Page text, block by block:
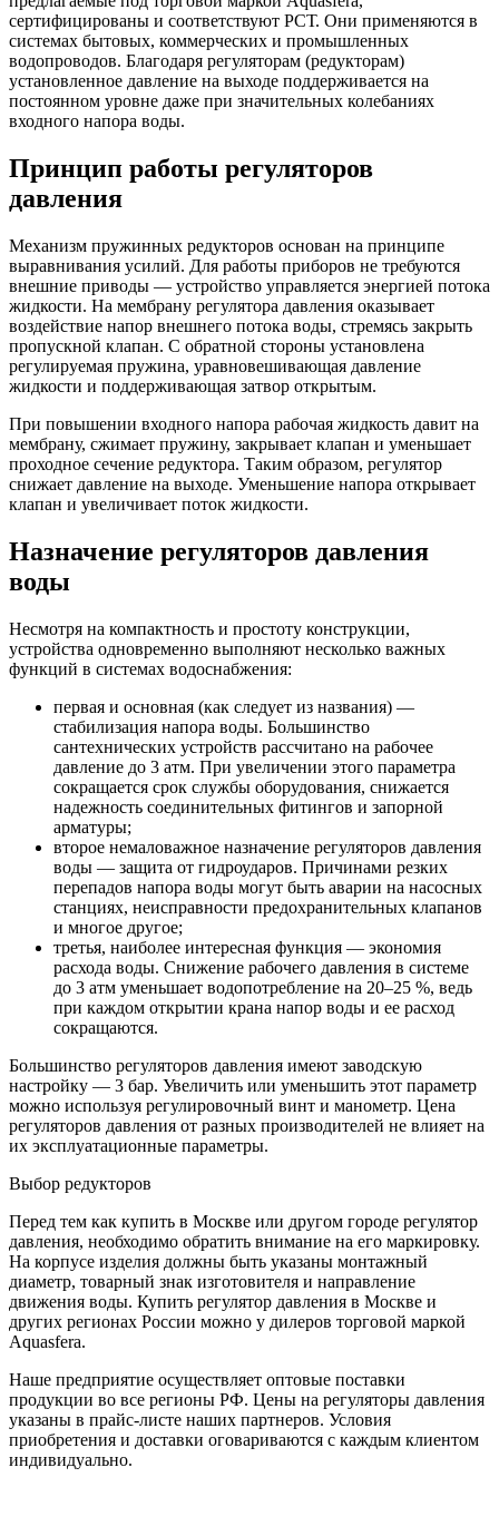
сертифицированы и соответствуют РСТ. Они применяются в
системах бытовых, коммерческих и промышленных
водопроводов. Благодаря регуляторам (редукторам)
установленное давление на выходе поддерживается на
постоянном уровне даже при значительных колебаниях
входного напора воды.
Принцип работы регуляторов
давления
Механизм пружинных редукторов основан на принципе
выравнивания усилий. Для работы приборов не требуются
внешние приводы — устройство управляется энергией потока
жидкости. На мембрану регулятора давления оказывает
воздействие напор внешнего потока воды, стремясь закрыть
пропускной клапан. С обратной стороны установлена
регулируемая пружина, уравновешивающая давление
жидкости и поддерживающая затвор открытым.
При повышении входного напора рабочая жидкость давит на
мембрану, сжимает пружину, закрывает клапан и уменьшает
проходное сечение редуктора. Таким образом, регулятор
снижает давление на выходе. Уменьшение напора открывает
клапан и увеличивает поток жидкости.
Назначение регуляторов давления
воды
Несмотря на компактность и простоту конструкции,
устройства одновременно выполняют несколько важных
функций в системах водоснабжения:
первая и основная (как следует из названия) —
стабилизация напора воды. Большинство
сантехнических устройств рассчитано на рабочее
давление до 3 атм. При увеличении этого параметра
сокращается срок службы оборудования, снижается
надежность соединительных фитингов и запорной
арматуры;
второе немаловажное назначение регуляторов давления
воды — защита от гидроударов. Причинами резких
перепадов напора воды могут быть аварии на насосных
станциях, неисправности предохранительных клапанов
и многое другое;
третья, наиболее интересная функция — экономия
расхода воды. Снижение рабочего давления в системе
до 3 атм уменьшает водопотребление на 20–25 %, ведь
при каждом открытии крана напор воды и ее расход
сокращаются.
Большинство регуляторов давления имеют заводскую
настройку — 3 бар. Увеличить или уменьшить этот параметр
можно используя регулировочный винт и манометр. Цена
регуляторов давления от разных производителей не влияет на
их эксплуатационные параметры.
Выбор редукторов
Перед тем как купить в Москве или другом городе регулятор
давления, необходимо обратить внимание на его маркировку.
На корпусе изделия должны быть указаны монтажный
диаметр, товарный знак изготовителя и направление
движения воды. Купить регулятор давления в Москве и
других регионах России можно у дилеров торговой маркой
Aquasfera.
Наше предприятие осуществляет оптовые поставки
продукции во все регионы РФ. Цены на регуляторы давления
указаны в прайс-листе наших партнеров. Условия
приобретения и доставки оговариваются с каждым клиентом
индивидуально.